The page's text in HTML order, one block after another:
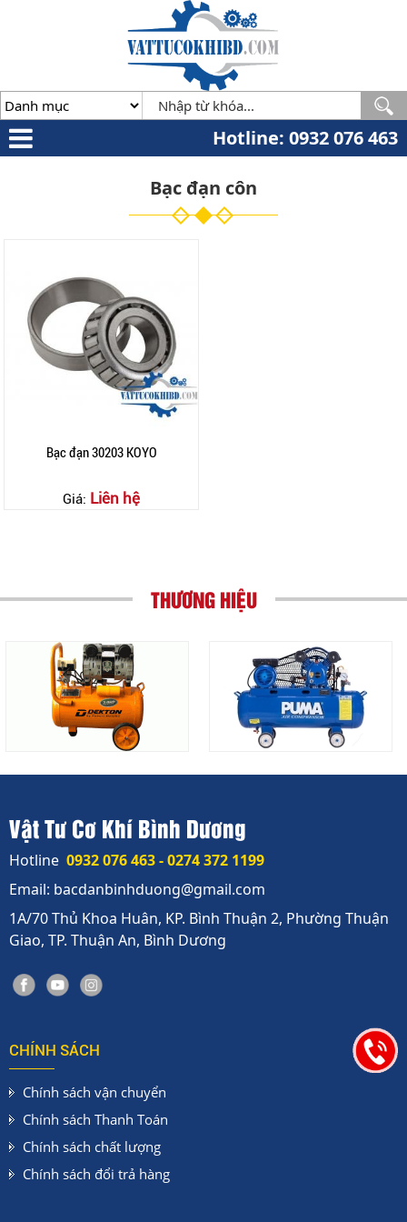
Hotline: 0932 076 463
Bạc đạn côn
Bạc đạn 30203 KOYO
Giá: Liên hệ
THƯƠNG HIỆU
Vật Tư Cơ Khí Bình Dương
Hotline 0932 076 463 - 0274 372 1199
Email: bacdanbinhduong@gmail.com
1A/70 Thủ Khoa Huân, KP. Bình Thuận 2, Phường Thuận
Giao, TP. Thuận An, Bình Dương
CHÍNH SÁCH
Chính sách vận chuyển
Chính sách Thanh Toán
Chính sách chất lượng
Chính sách đổi trả hàng
076
463